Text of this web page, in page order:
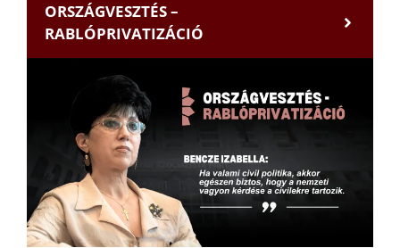
ORSZÁGVESZTÉS –
RABLÓPRIVATIZÁCIÓ